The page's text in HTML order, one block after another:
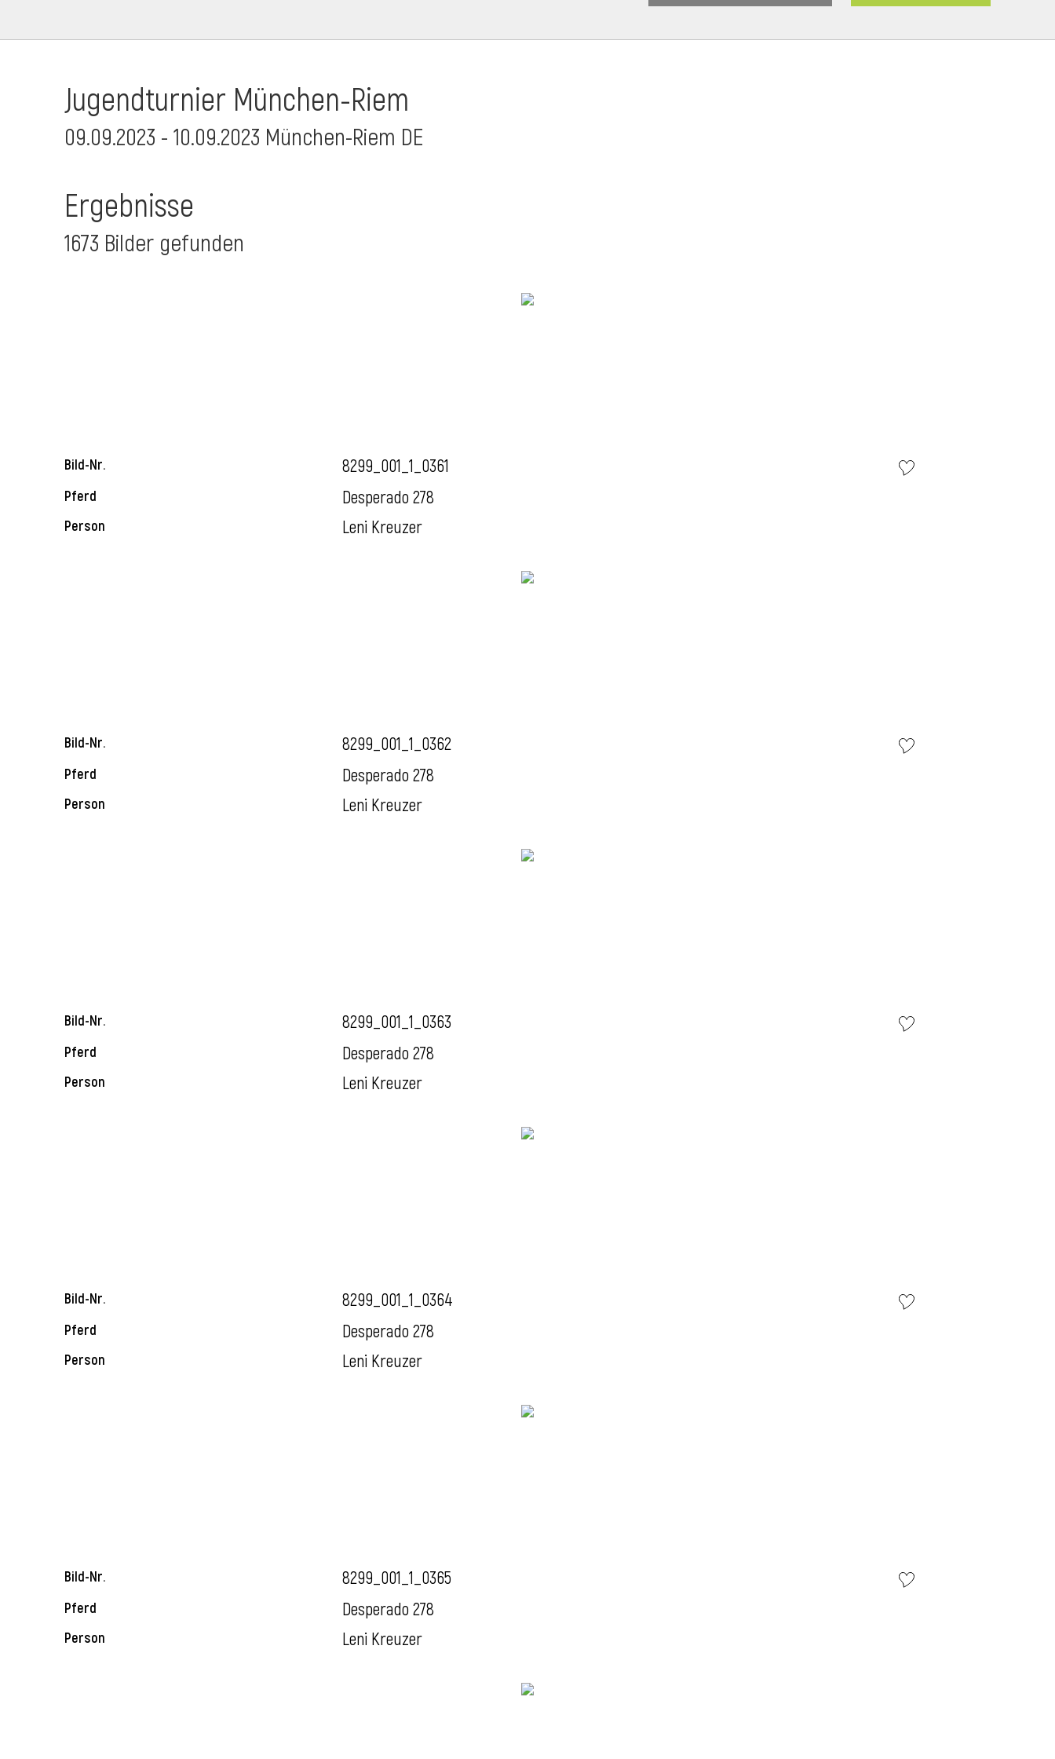
Jugendturnier München-Riem
09.09.2023 - 10.09.2023 München-Riem DE
Ergebnisse
1673 Bilder gefunden
Bild-Nr. 8299_001_1_0361
Pferd Desperado 278
Person Leni Kreuzer
Bild-Nr. 8299_001_1_0362
Pferd Desperado 278
Person Leni Kreuzer
Bild-Nr. 8299_001_1_0363
Pferd Desperado 278
Person Leni Kreuzer
Bild-Nr. 8299_001_1_0364
Pferd Desperado 278
Person Leni Kreuzer
Bild-Nr. 8299_001_1_0365
Pferd Desperado 278
Person Leni Kreuzer